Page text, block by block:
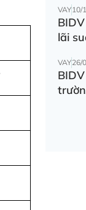
VAY10/
lãi
VAY26/